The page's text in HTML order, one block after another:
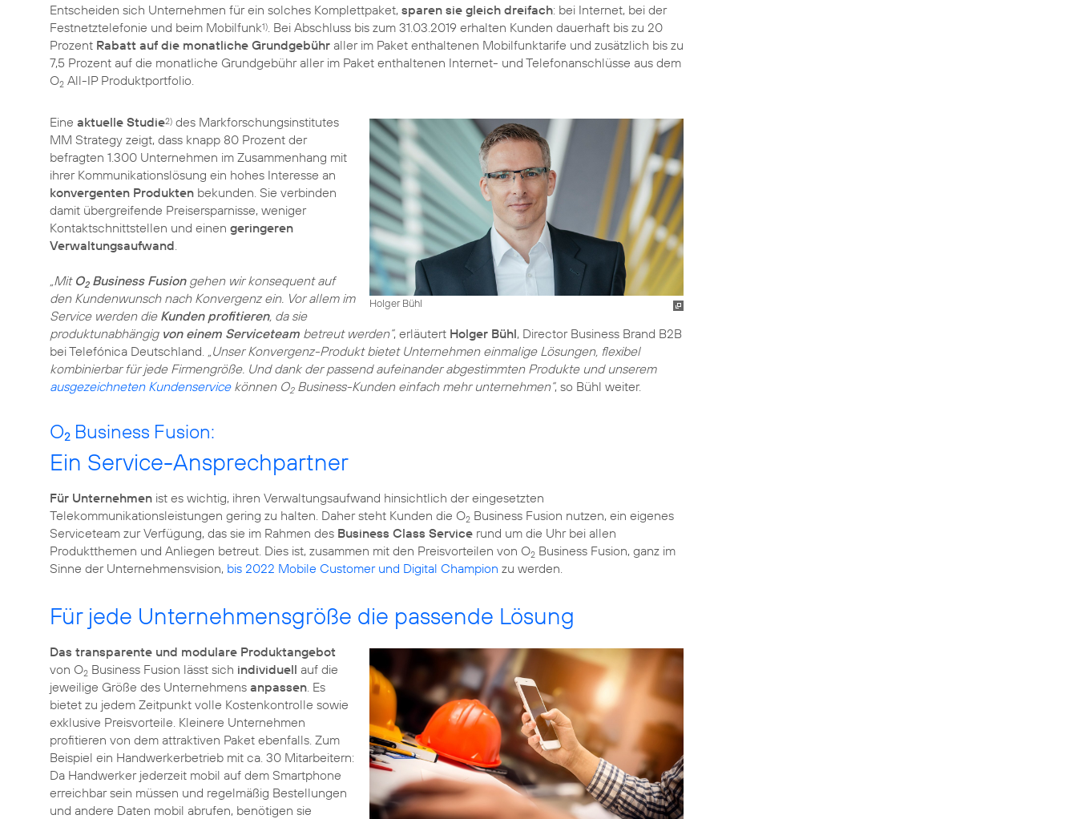
Entscheiden sich Unternehmen für ein solches Komplettpaket, sparen sie gleich dreifach: bei Internet, bei der
Festnetztelefonie und beim Mobilfunk1). Bei Abschluss bis zum 31.03.2019 erhalten Kunden dauerhaft bis zu 20
Prozent Rabatt auf die monatliche Grundgebühr aller im Paket enthaltenen Mobilfunktarife und zusätzlich bis zu
7,5 Prozent auf die monatliche Grundgebühr aller im Paket enthaltenen Internet- und Telefonanschlüsse aus dem
O2 All-IP Produktportfolio.
Holger Bühl
Eine aktuelle Studie2) des Markforschungsinstitutes
MM Strategy zeigt, dass knapp 80 Prozent der
befragten 1.300 Unternehmen im Zusammenhang mit
ihrer Kommunikationslösung ein hohes Interesse an
konvergenten Produkten bekunden. Sie verbinden
damit übergreifende Preisersparnisse, weniger
Kontaktschnittstellen und einen geringeren
Verwaltungsaufwand.
„Mit O2Business Fusiongehen wir konsequent auf
den Kundenwunsch nach Konvergenz ein. Vor allem im
Service werden die Kunden profitieren, da sie
produktunabhängig von einem Serviceteam betreut werden“, erläutert Holger Bühl, Director Business Brand B2B
bei Telefónica Deutschland. „Unser Konvergenz-Produkt bietet Unternehmen einmalige Lösungen, flexibel
kombinierbar für jede Firmengröße. Und dank der passend aufeinander abgestimmten Produkte und unserem
ausgezeichneten Kundenservicekönnen O2Business-Kunden einfach mehr unternehmen“, so Bühl weiter.
O2 Business Fusion:
Ein Service-Ansprechpartner
Für Unternehmen ist es wichtig, ihren Verwaltungsaufwand hinsichtlich der eingesetzten
Telekommunikationsleistungen gering zu halten. Daher steht Kunden die O2 Business Fusion nutzen, ein eigenes
Serviceteam zur Verfügung, das sie im Rahmen des Business Class Service rund um die Uhr bei allen
Produktthemen und Anliegen betreut. Dies ist, zusammen mit den Preisvorteilen von O2 Business Fusion, ganz im
Sinne der Unternehmensvision, bis 2022 Mobile Customer und Digital Champion zu werden.
Für jede Unternehmensgröße die passende Lösung
Das transparente und modulare Produktangebot
von O2 Business Fusion lässt sich individuell auf die
jeweilige Größe des Unternehmens anpassen. Es
bietet zu jedem Zeitpunkt volle Kostenkontrolle sowie
exklusive Preisvorteile. Kleinere Unternehmen
profitieren von dem attraktiven Paket ebenfalls. Zum
Beispiel ein Handwerkerbetrieb mit ca. 30 Mitarbeitern:
Da Handwerker jederzeit mobil auf dem Smartphone
erreichbar sein müssen und regelmäßig Bestellungen
und andere Daten mobil abrufen, benötigen sie